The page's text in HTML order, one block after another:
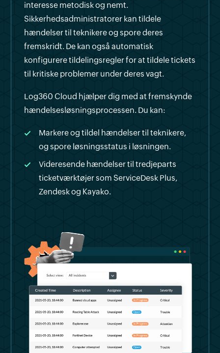
interesse metodisk og nemt.
Sikkerhedsadministratorer kan tildele
hændelser til teknikere og spore deres
fremskridt. De kan også automatisk
konfigurere tildelingsregler for at tildele tickets
til kritiske problemer under deres vagt.
Log360 Cloud hjælper dig med at fremskynde
hændelsesløsningsprocessen. Du kan:
Markere og tildel hændelser til teknikere,
og spore løsningsstatus i løsningen.
Videresende hændelser til tredjeparts
ticketværktøjer som ServiceDesk Plus,
Zendesk og Kayako.